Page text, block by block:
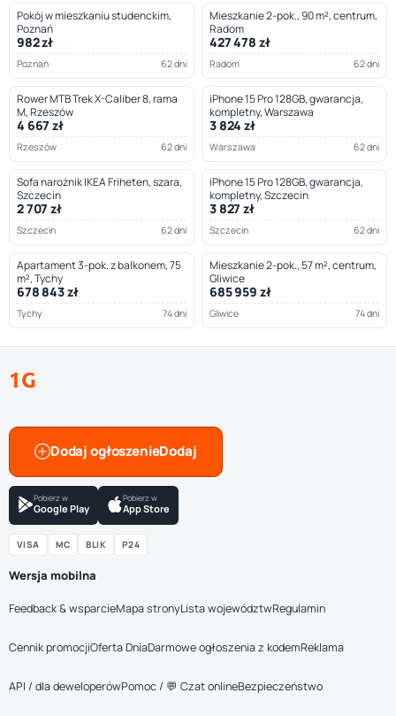
Pokój w mieszkaniu studenckim,
Poznań
982 zł
Poznań 62 dni
Mieszkanie 2-pok., 90 m², centrum,
Radom
427 478 zł
Radom 62 dni
Rower MTB Trek X-Caliber 8, rama
M, Rzeszów
4 667 zł
Rzeszów 62 dni
iPhone 15 Pro 128GB, gwarancja,
kompletny, Warszawa
3 824 zł
Warszawa 62 dni
Sofa narożnik IKEA Friheten, szara,
Szczecin
2 707 zł
Szczecin 62 dni
iPhone 15 Pro 128GB, gwarancja,
kompletny, Szczecin
3 827 zł
Szczecin 62 dni
Apartament 3-pok. z balkonem, 75
m², Tychy
678 843 zł
Tychy 74 dni
Mieszkanie 2-pok., 57 m², centrum,
Gliwice
685 959 zł
Gliwice 74 dni
1G
Dodaj ogłoszenie
Pobierz w
Google Play
Pobierz w
App Store
VISA MC BLIK P24
Wersja mobilna
Feedback & wsparcieMapa stronyLista województwRegulamin
Cennik promocjiOferta DniaDarmowe ogłoszenia z kodemReklama
API / dla deweloperówPomoc / 💬 Czat onlineBezpieczeństwo